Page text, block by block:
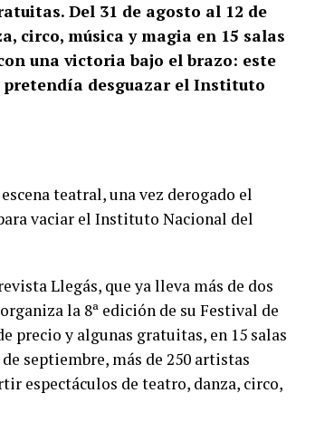
Del 31 de agosto al 12 de
circo, música y magia en 15 salas
una victoria bajo el brazo: este
pretendía desguazar el Instituto
teatral, una vez derogado el
vaciar el Instituto Nacional del
Llegás, que ya lleva más de dos
la 8ª edición de su Festival de
precio y algunas gratuitas, en 15 salas
septiembre, más de 250 artistas
espectáculos de teatro, danza, circo,